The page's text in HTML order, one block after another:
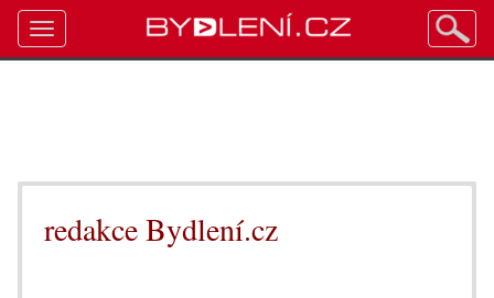
redakce Bydlení.cz
Toggle
navigation